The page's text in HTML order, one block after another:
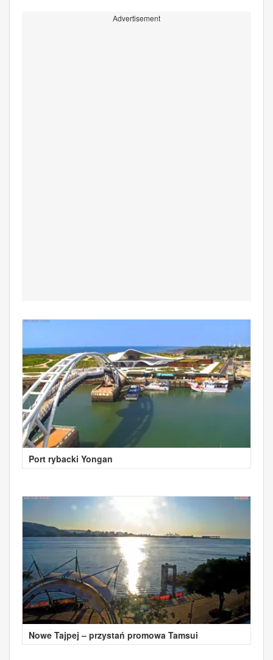
Advertisement
Port rybacki Yongan
Nowe Tajpej – przystań promowa Tamsui